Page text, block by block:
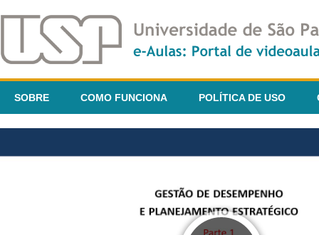
SOBRE COMO FUNCIONA POLÍTICA DE USO